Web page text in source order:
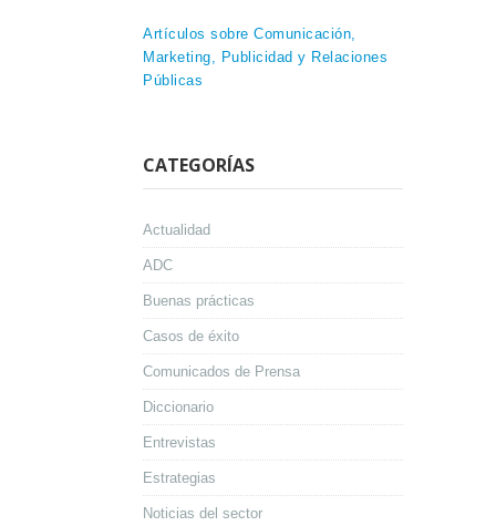
Artículos sobre Comunicación,
Marketing, Publicidad y Relaciones
Públicas
CATEGORÍAS
Actualidad
ADC
Buenas prácticas
Casos de éxito
Comunicados de Prensa
Diccionario
Entrevistas
Estrategias
Noticias del sector